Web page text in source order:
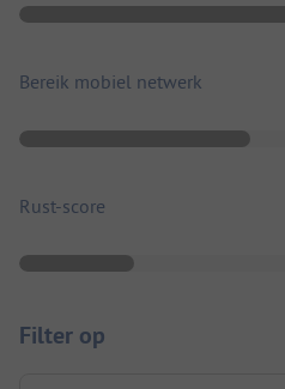
Bereik mobiel netwerk
Rust-score
Filter op